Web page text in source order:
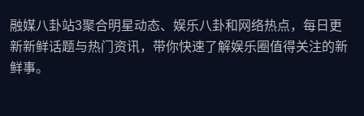
融媒八卦站3聚合明星动态、娱乐八卦和网络热点，每日更
新新鲜话题与热门资讯，带你快速了解娱乐圈值得关注的新
鲜事。